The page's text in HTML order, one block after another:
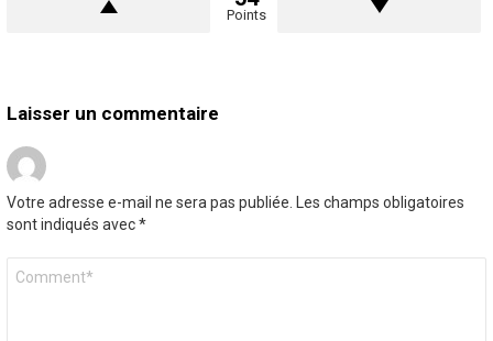
Points
Laisser un commentaire
Votre adresse e-mail ne sera pas publiée. Les champs obligatoires
sont indiqués avec*